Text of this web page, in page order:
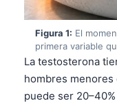
Figura 1: El
primera variable
La testosterona
hombres
puede ser